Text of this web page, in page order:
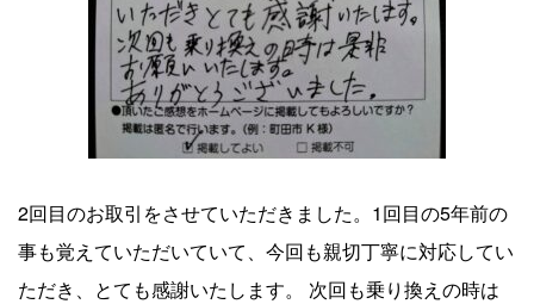
2回目のお取引をさせていただきました。1回目の5年前の
事も覚えていただいていて、今回も親切丁寧に対応してい
ただき、とても感謝いたします。 次回も乗り換えの時は
cases
【 (株) ジェイカーズ ハッピーカーズ町田店 買取事例 】 トヨ
タプリウスの車買取事例10
【 (株) ジェイカーズ ハッピーカーズ町田店 買取事例 】
BMW3シリーズの車買取事例9